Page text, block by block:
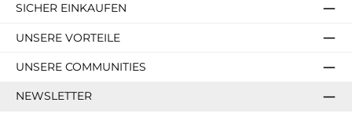
SICHER EINKAUFEN
UNSERE VORTEILE
UNSERE COMMUNITIES
NEWSLETTER